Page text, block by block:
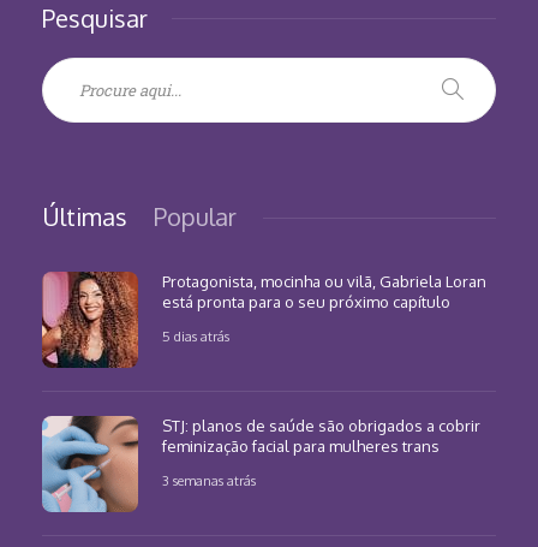
Pesquisar
Últimas Popular
Protagonista, mocinha ou vilã, Gabriela Loran
está pronta para o seu próximo capítulo
5 dias atrás
STJ: planos de saúde são obrigados a cobrir
feminização facial para mulheres trans
3 semanas atrás